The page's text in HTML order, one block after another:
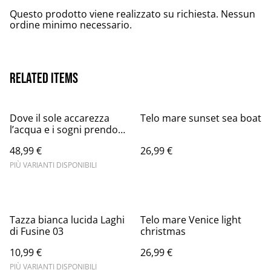
Questo prodotto viene realizzato su richiesta. Nessun
ordine minimo necessario.
Related items
Dove il sole accarezza
l’acqua e i sogni prendono
48,99 €
PIÙ VARIANTI DISPONIBILI
Telo mare sunset sea boat
26,99 €
Tazza bianca lucida Laghi
di Fusine 03
10,99 €
PIÙ VARIANTI DISPONIBILI
Telo mare Venice light
christmas
26,99 €